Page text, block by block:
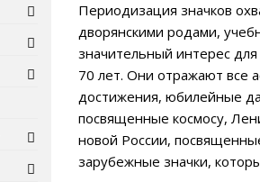
Периодизация значков
дворянскими родами,
значительный интерес
70 лет. Они отражают все
достижения, юбилейные
посвященные космосу,
новой России,
зарубежные значки,